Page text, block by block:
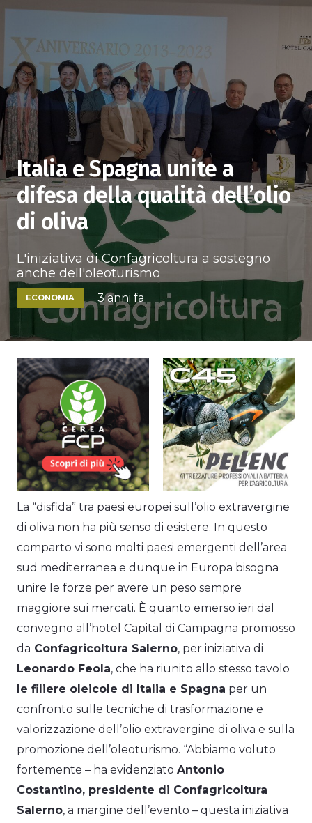
Italia e Spagna unite a
difesa della qualità dell’olio
di oliva
L'iniziativa di Confagricoltura a sostegno
anche dell'oleoturismo
ECONOMIA 3 anni fa
La “disfida” tra paesi europei sull’olio extravergine
di oliva non ha più senso di esistere. In questo
comparto vi sono molti paesi emergenti dell’area
sud mediterranea e dunque in Europa bisogna
unire le forze per avere un peso sempre
maggiore sui mercati. È quanto emerso ieri dal
convegno all’hotel Capital di Campagna promosso
da Confagricoltura Salerno, per iniziativa di
Leonardo Feola, che ha riunito allo stesso tavolo
le filiere oleicole di Italia e Spagna per un
confronto sulle tecniche di trasformazione e
valorizzazione dell’olio extravergine di oliva e sulla
promozione dell’oleoturismo. “Abbiamo voluto
fortemente – ha evidenziato Antonio
Costantino, presidente di Confagricoltura
Salerno, a margine dell’evento – questa iniziativa